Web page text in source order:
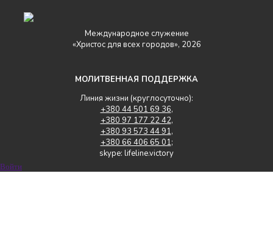
Международное служение
«Христос для всех городов», 2026
МОЛИТВЕННАЯ ПОДДЕРЖКА
Линия жизни (круглосуточно):
+380 44 501 69 36,
+380 97 177 22 42,
+380 93 573 44 91,
+380 66 406 65 01;
skype: lifeline.victory
Войти